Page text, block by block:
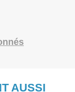
AUSSI